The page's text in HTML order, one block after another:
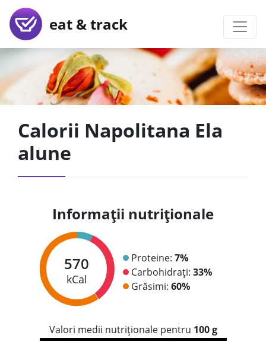
eat & track
Calorii Napolitana Ela
alune
Informații nutriționale
570
kCal
Proteine: 7%
Carbohidrați: 33%
Grăsimi: 60%
Valori medii nutriționale pentru 100 g